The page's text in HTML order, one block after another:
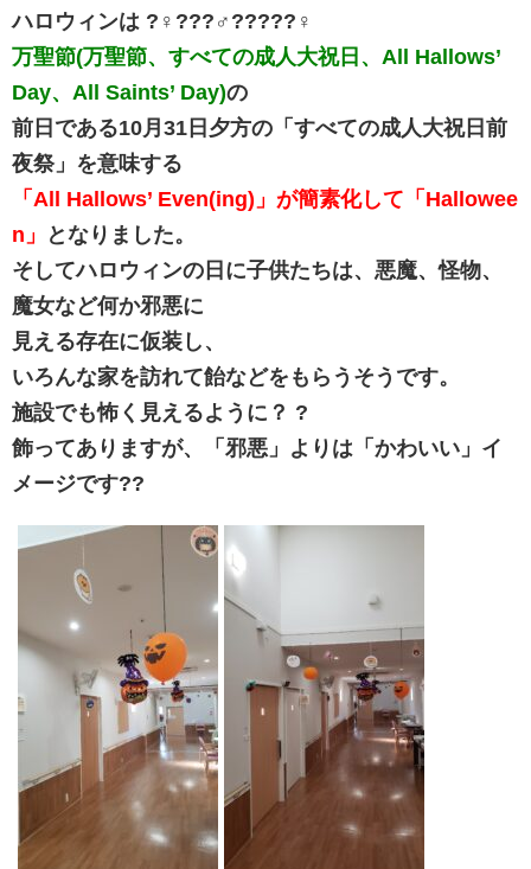
ハロウィンは ?‍♀️???‍♂️?‍??‍??‍♀️
万聖節(万聖節、すべての成人大祝日、All Hallows’
Day、All Saints’ Day)の
前日である10月31日夕方の「すべての成人大祝日前
夜祭」を意味する
「All Hallows’ Even(ing)」が簡素化して「Hallowee
n」
となりました。
そしてハロウィンの日に子供たちは、悪魔、怪物、
魔女など何か邪悪に
見える存在に仮装し、
いろんな家を訪れて飴などをもらうそうです。
施設でも怖く見えるように？ ?
飾ってありますが、「邪悪」よりは「かわいい」イ
メージです??